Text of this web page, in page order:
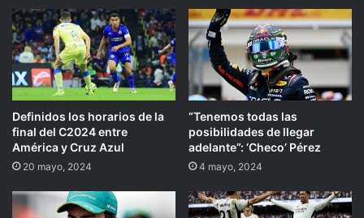
Definidos los horarios de la
final del C2024 entre
América y Cruz Azul
20 mayo, 2024
“Tenemos todas las
posibilidades de llegar
adelante”: ‘Checo’ Pérez
4 mayo, 2024